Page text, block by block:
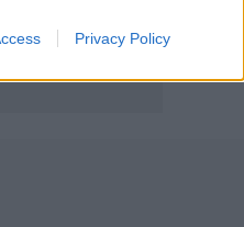
Privacy Policy